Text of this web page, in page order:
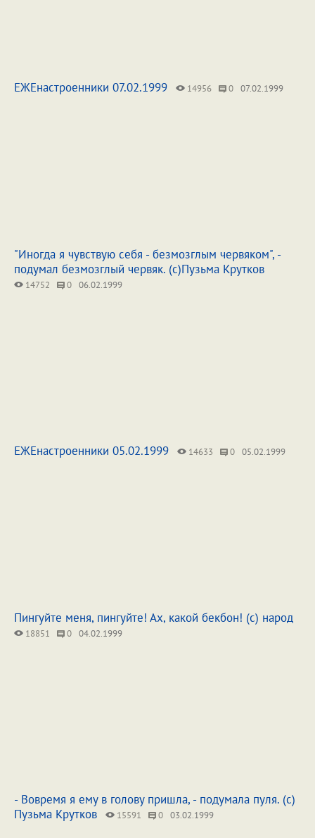
ЕЖЕнастроенники 07.02.1999 14956 0 07.02.1999
"Иногда я чувствую себя - безмозглым червяком", -
подумал безмозглый червяк. (с)Пузьма Крутков
14752 0 06.02.1999
ЕЖЕнастроенники 05.02.1999 14633 0 05.02.1999
Пингуйте меня, пингуйте! Ах, какой бекбон! (с) народ
18851 0 04.02.1999
- Вовремя я ему в голову пришла, - подумала пуля. (с)
Пузьма Крутков
15591 0 03.02.1999